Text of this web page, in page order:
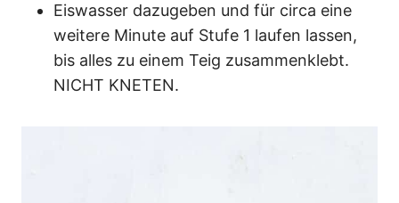
Eiswasser dazugeben und für circa eine
weitere Minute auf Stufe 1 laufen lassen,
bis alles zu einem Teig zusammenklebt.
NICHT KNETEN.